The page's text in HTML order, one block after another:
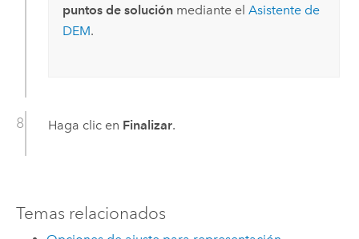
puntos de soluciónmediante el Asistente de
DEM.
Haga clic en Finalizar.
Temas relacionados